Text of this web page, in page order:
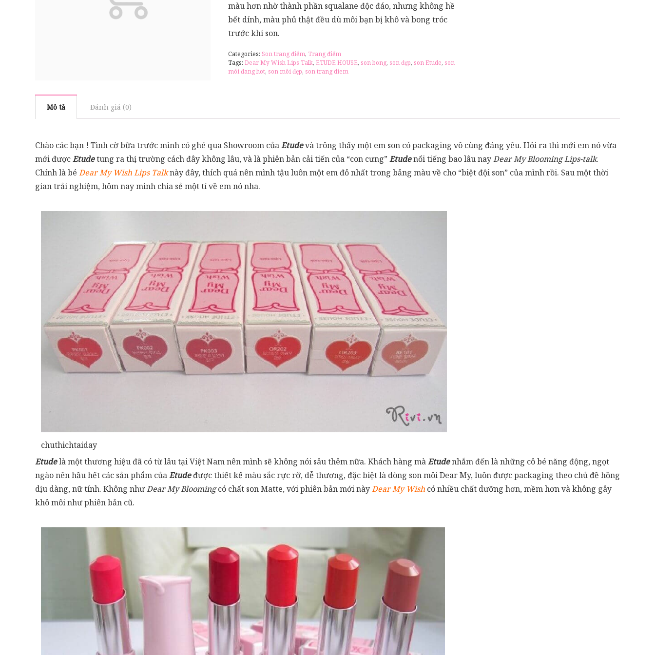
màu hơn nhờ thành phần squalane độc đáo, nhưng không hề
bết dính, màu phủ thật đều dù môi bạn bị khô và bong tróc
trước khi son.
Categories: Son trang điểm, Trang điểm
Tags: Dear My Wish Lips Talk, ETUDE HOUSE, son bong, son đẹp, son Etude, son
môi đang hot, son môi đẹp, son trang diem
Mô tả Đánh giá (0)
Chào các bạn ! Tình cờ bữa trước mình có ghé qua Showroom củaEtudevà trông thấy một em son có packaging vô cùng đáng yêu. Hỏi ra thì mới em nó vừa
mới đượcEtudetung ra thị trường cách đây không lâu, và là phiên bản cải tiến của “con cưng”Etudenổi tiếng bao lâu nayDear My Blooming Lips-talk.
Chính là bé Dear My Wish Lips Talknày đây, thích quá nên mình tậu luôn một em đỏ nhất trong bảng màu về cho “biệt đội son” của mình rồi. Sau một thời
gian trải nghiệm, hôm nay mình chia sẻ một tí về em nó nha.
chuthichtaiday
Etudelà một thương hiệu đã có từ lâu tại Việt Nam nên mình sẽ không nói sâu thêm nữa. Khách hàng màEtudenhắm đến là những cô bé năng động, ngọt
ngào nên hầu hết các sản phẩm củaEtude được thiết kế màu sắc rực rỡ, dễ thương, đặc biệt là dòng son môi Dear My, luôn được packaging theo chủ đề hồng
dịu dàng, nữ tính. Không nhưDear My Bloomingcó chất son Matte, với phiên bản mới nàyDear My Wish có nhiều chất dưỡng hơn, mềm hơn và không gây
khô môi như phiên bản cũ.